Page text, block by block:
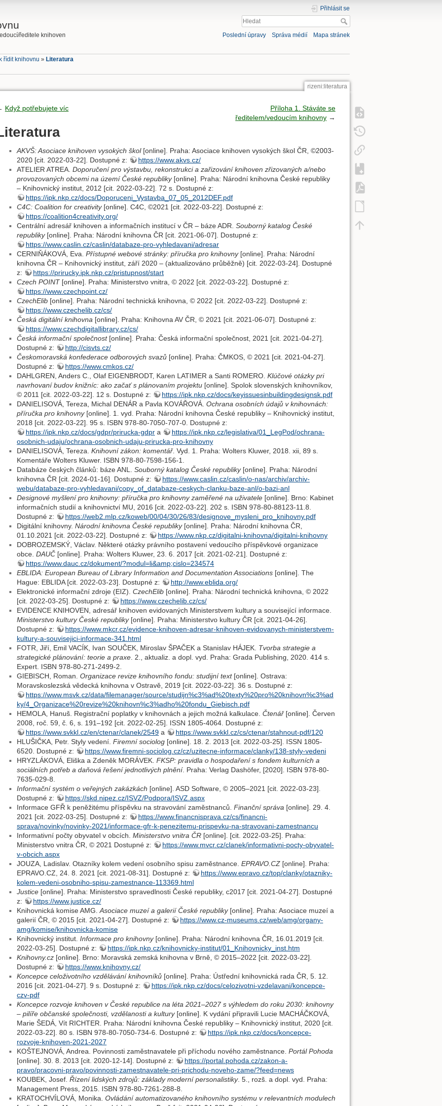
ředitele knihoven
Přihlásit se
Poslední úpravy Správa médií Mapa stránek
řídit knihovnu » Literatura
rizeni:literatura
Když potřebujete víc
Příloha 1. Stáváte se
ředitelem/vedoucím knihovny →
AKVŠ: Asociace knihoven vysokých škol[online]. Praha: Asociace knihoven vysokých škol ČR, ©2003-
2020 [cit. 2022-03-22]. Dostupné z:
https://www.akvs.cz/
ATELIER ATREA. Doporučení pro výstavbu, rekonstrukci a zařizování knihoven zřizovaných a/nebo
provozovaných obcemi na území České republiky[online]. Praha: Národní knihovna České republiky
– Knihovnický institut, 2012 [cit. 2022-03-22]. 72 s. Dostupné z:
https://ipk.nkp.cz/docs/Doporuceni_Vystavba_07_05_2012DEF.pdf
C4C: Coalition for creativity[online]. C4C, ©2021 [cit. 2022-03-22]. Dostupné z:
https://coalition4creativity.org/
Centrální adresář knihoven a informačních institucí v ČR – báze ADR. Souborný katalog České
republiky[online]. Praha: Národní knihovna ČR [cit. 2021-06-07]. Dostupné z:
https://www.caslin.cz/caslin/databaze-pro-vyhledavani/adresar
CERNIŇÁKOVÁ, Eva. Přístupné webové stránky: příručka pro knihovny[online]. Praha: Národní
knihovna ČR – Knihovnický institut, září 2020 – (aktualizováno průběžně) [cit. 2022-03-24]. Dostupné
z:
https://prirucky.ipk.nkp.cz/pristupnost/start
Czech POINT[online]. Praha: Ministerstvo vnitra, © 2022 [cit. 2022-03-22]. Dostupné z:
https://www.czechpoint.cz/
CzechElib [online]. Praha: Národní technická knihovna, © 2022 [cit. 2022-03-22]. Dostupné z:
https://www.czechelib.cz/cs/
Česká digitální knihovna [online]. Praha: Knihovna AV ČR, © 2021 [cit. 2021-06-07]. Dostupné z:
https://www.czechdigitallibrary.cz/cs/
Česká informační společnost[online]. Praha: Česká informační společnost, 2021 [cit. 2021-04-27].
Dostupné z:
http://cisvts.cz/
Českomoravská konfederace odborových svazů [online]. Praha: ČMKOS, © 2021 [cit. 2021-04-27].
Dostupné z:
https://www.cmkos.cz/
DAHLGREN, Anders C., Olaf EIGENBRODT, Karen LATIMER a Santi ROMERO. Klúčové otázky pri
navrhovaní budov knižníc: ako začať s plánovaním projektu [online]. Spolok slovenských knihovníkov,
© 2011 [cit. 2022-03-22]. 12 s. Dostupné z:
https://ipk.nkp.cz/docs/keyissuesinbuildingdesignsk.pdf
DANIELISOVÁ, Tereza, Michal DENÁR a Pavla KOVÁŘOVÁ. Ochrana osobních údajů v knihovnách:
příručka pro knihovny[online]. 1. vyd. Praha: Národní knihovna České republiky – Knihovnický institut,
2018 [cit. 2022-03-22]. 95 s. ISBN 978-80-7050-707-0. Dostupné z:
https://ipk.nkp.cz/docs/gdpr/prirucka-gdpr a
https://ipk.nkp.cz/legislativa/01_LegPod/ochrana-
osobnich-udaju/ochrana-osobnich-udaju-prirucka-pro-knihovny
DANIELISOVÁ, Tereza. Knihovní zákon: komentář. Vyd. 1. Praha: Wolters Kluwer, 2018. xii, 89 s.
Komentáře Wolters Kluwer. ISBN 978-80-7598-156-1.
Databáze českých článků: báze ANL. Souborný katalog České republiky[online]. Praha: Národní
knihovna ČR [cit. 2024-01-16]. Dostupné z:
https://www.caslin.cz/caslin/o-nas/archiv/archiv-
webu/databaze-pro-vyhledavani/copy_of_databaze-ceskych-clanku-baze-anl/o-bazi-anl
Designové myšlení pro knihovny: příručka pro knihovny zaměřené na uživatele [online]. Brno: Kabinet
informačních studií a knihovnictví MU, 2016 [cit. 2022-03-22]. 202 s. ISBN 978-80-88123-11.8.
Dostupné z:
https://web2.mlp.cz/koweb/00/04/30/26/83/designove_mysleni_pro_knihovny.pdf
Digitální knihovny. Národní knihovna České republiky[online]. Praha: Národní knihovna ČR,
01.10.2021 [cit. 2022-03-22]. Dostupné z:
https://www.nkp.cz/digitalni-knihovna/digitalni-knihovny
DOBROZEMSKÝ, Václav. Některé otázky právního postavení vedoucího příspěvkové organizace
obce. DAUČ [online]. Praha: Wolters Kluwer, 23. 6. 2017 [cit. 2021-02-21]. Dostupné z:
https://www.dauc.cz/dokument/?modul=li&amp;cislo=234574
EBLIDA: European Bureau of Library Information and Documentation Associations [online]. The
Hague: EBLIDA [cit. 2022-03-23]. Dostupné z:
http://www.eblida.org/
Elektronické informační zdroje (EIZ). CzechElib [online]. Praha: Národní technická knihovna, © 2022
[cit. 2022-03-25]. Dostupné z:
https://www.czechelib.cz/cs/
EVIDENCE KNIHOVEN, adresář knihoven evidovaných Ministerstvem kultury a související informace.
Ministerstvo kultury České republiky[online]. Praha: Ministerstvo kultury ČR [cit. 2021-04-26].
Dostupné z:
https://www.mkcr.cz/evidence-knihoven-adresar-knihoven-evidovanych-ministerstvem-
kultury-a-souvisejici-informace-341.html
FOTR, Jiří, Emil VACÍK, Ivan SOUČEK, Miroslav ŠPAČEK a Stanislav HÁJEK. Tvorba strategie a
strategické plánování: teorie a praxe. 2., aktualiz. a dopl. vyd. Praha: Grada Publishing, 2020. 414 s.
Expert. ISBN 978-80-271-2499-2.
GIEBISCH, Roman. Organizace revize knihovního fondu: studijní text[online]. Ostrava:
Moravskoslezská vědecká knihovna v Ostravě, 2019 [cit. 2022-03-22]. 36 s. Dostupné z:
https://www.msvk.cz/data/filemanager/source/studijn%c3%ad%20texty%20pro%20knihovn%c3%ad
ky/4_Organizace%20revize%20knihovn%c3%adho%20fondu_Giebisch.pdf
HEMOLA, Hanuš. Registrační poplatky v knihovnách a jejich možná kalkulace. Čtenář[online]. Červen
2008, roč. 59, č. 6, s. 191–192 [cit. 2022-02-25]. ISSN 1805-4064. Dostupné z:
https://www.svkkl.cz/en/ctenar/clanek/2549 a
https://www.svkkl.cz/cs/ctenar/stahnout-pdf/120
HLUŠIČKA, Petr. Styly vedení. Firemní sociolog [online]. 18. 2. 2013 [cit. 2022-03-25]. ISSN 1805-
6520. Dostupné z:
https://www.firemni-sociolog.cz/cz/uzitecne-informace/clanky/138-styly-vedeni
HRYZLÁKOVÁ, Eliška a Zdeněk MORÁVEK. FKSP: pravidla o hospodaření s fondem kulturních a
sociálních potřeb a daňová řešení jednotlivých plnění. Praha: Verlag Dashöfer, [2020]. ISBN 978-80-
7635-029-8.
Informační systém o veřejných zakázkách [online]. ASD Software, © 2005–2021 [cit. 2022-03-23].
Dostupné z:
https://skd.nipez.cz/ISVZ/Podpora/ISVZ.aspx
Informace GFŘ k peněžitému příspěvku na stravování zaměstnanců. Finanční správa [online]. 29. 4.
2021 [cit. 2022-03-25]. Dostupné z:
https://www.financnisprava.cz/cs/financni-
sprava/novinky/novinky-2021/informace-gfr-k-penezitemu-prispevku-na-stravovani-zamestnancu
Informativní počty obyvatel v obcích. Ministerstvo vnitra ČR [online]. [cit. 2022-03-25]. Praha:
Ministerstvo vnitra ČR, © 2021 Dostupné z:
https://www.mvcr.cz/clanek/informativni-pocty-obyvatel-
v-obcich.aspx
JOUZA, Ladislav. Otazníky kolem vedení osobního spisu zaměstnance. EPRAVO.CZ [online]. Praha:
EPRAVO.CZ, 24. 8. 2021 [cit. 2021-08-31]. Dostupné z:
https://www.epravo.cz/top/clanky/otazniky-
kolem-vedeni-osobniho-spisu-zamestnance-113369.html
Justice [online]. Praha: Ministerstvo spravedlnosti České republiky, c2017 [cit. 2021-04-27]. Dostupné
z:
https://www.justice.cz/
Knihovnická komise AMG.Asociace muzeí a galerií České republiky[online]. Praha: Asociace muzeí a
galerií ČR, © 2015 [cit. 2021-04-27]. Dostupné z:
https://www.cz-museums.cz/web/amg/organy-
amg/komise/knihovnicka-komise
Knihovnický institut. Informace pro knihovny[online]. Praha: Národní knihovna ČR, 16.01.2019 [cit.
2022-03-25]. Dostupné z:
https://ipk.nkp.cz/knihovnicky-institut/01_Knihovnicky_inst.htm
Knihovny.cz [online]. Brno: Moravská zemská knihovna v Brně, © 2015–2022 [cit. 2022-03-22].
Dostupné z:
https://www.knihovny.cz/
Koncepce celoživotního vzdělávání knihovníků [online]. Praha: Ústřední knihovnická rada ČR, 5. 12.
2016 [cit. 2021-04-27]. 9 s. Dostupné z:
https://ipk.nkp.cz/docs/celozivotni-vzdelavani/koncepce-
czv-pdf
Koncepce rozvoje knihoven v České republice na léta 2021–2027 s výhledem do roku 2030: knihovny
– pilíře občanské společnosti, vzdělanosti a kultury[online]. K vydání připravili Lucie MACHÁČKOVÁ,
Marie ŠEDÁ, Vít RICHTER. Praha: Národní knihovna České republiky – Knihovnický institut, 2020 [cit.
2022-03-22]. 80 s. ISBN 978-80-7050-734-6. Dostupné z:
https://ipk.nkp.cz/docs/koncepce-
rozvoje-knihoven-2021-2027
KOŠTEJNOVÁ, Andrea. Povinnosti zaměstnavatele při příchodu nového zaměstnance. Portál Pohoda
[online]. 30. 8. 2013 [cit. 2020-12-14]. Dostupné z:
https://portal.pohoda.cz/zakon-a-
pravo/pracovni-pravo/povinnosti-zamestnavatele-pri-prichodu-noveho-zame/?feed=news
KOUBEK, Josef. Řízení lidských zdrojů: základy moderní personalistiky. 5., rozš. a dopl. vyd. Praha:
Management Press, 2015. ISBN 978-80-7261-288-8.
KRATOCHVÍLOVÁ, Monika. Ovládání automatizovaného knihovního systému v relevantních modulech